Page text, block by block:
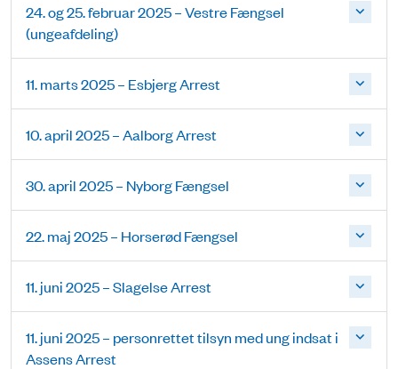
24. og 25. februar 2025 – Vestre Fængsel
(ungeafdeling)
11. marts 2025 – Esbjerg Arrest
10. april 2025 – Aalborg Arrest
30. april 2025 – Nyborg Fængsel
22. maj 2025 – Horserød Fængsel
11. juni 2025 – Slagelse Arrest
11. juni 2025 – personrettet tilsyn med ung indsat i
Assens Arrest